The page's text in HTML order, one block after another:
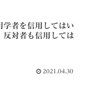
学者を信用してはい
反対者も信用しては
2021.04.30